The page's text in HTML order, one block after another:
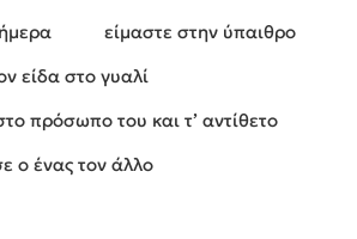
είμαστε στην ύπαιθρο
είδα στο γυαλί
πρόσωπο του και τ’ αντίθετο
ο ένας τον άλλο